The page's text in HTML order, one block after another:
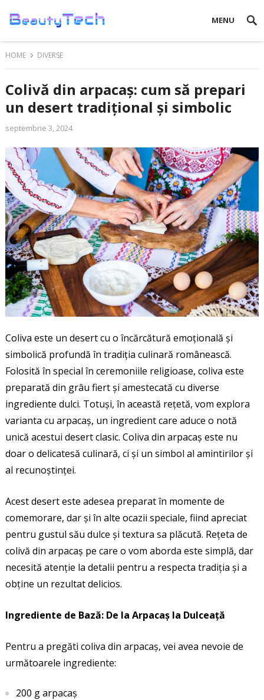
MENU
HOME DIVERSE
Colivă din arpacaș: cum să prepari
un desert tradițional și simbolic
septembrie 3, 2024
Coliva este un desert cu o încărcătură emoțională și
simbolică profundă în tradiția culinară românească.
Folosită în special în ceremoniile religioase, coliva este
preparată din grâu fiert și amestecată cu diverse
ingrediente dulci. Totuși, în această rețetă, vom explora
varianta cu arpacaș, un ingredient care aduce o notă
unică acestui desert clasic. Coliva din arpacaș este nu
doar o delicatesă culinară, ci și un simbol al amintirilor și
al recunoștinței.
Acest desert este adesea preparat în momente de
comemorare, dar și în alte ocazii speciale, fiind apreciat
pentru gustul său dulce și textura sa plăcută. Rețeta de
colivă din arpacaș pe care o vom aborda este simplă, dar
necesită atenție la detalii pentru a respecta tradiția și a
obține un rezultat delicios.
Ingrediente de Bază: De la Arpacaș la Dulceață
Pentru a pregăti coliva din arpacaș, vei avea nevoie de
următoarele ingrediente:
200 g arpacaș